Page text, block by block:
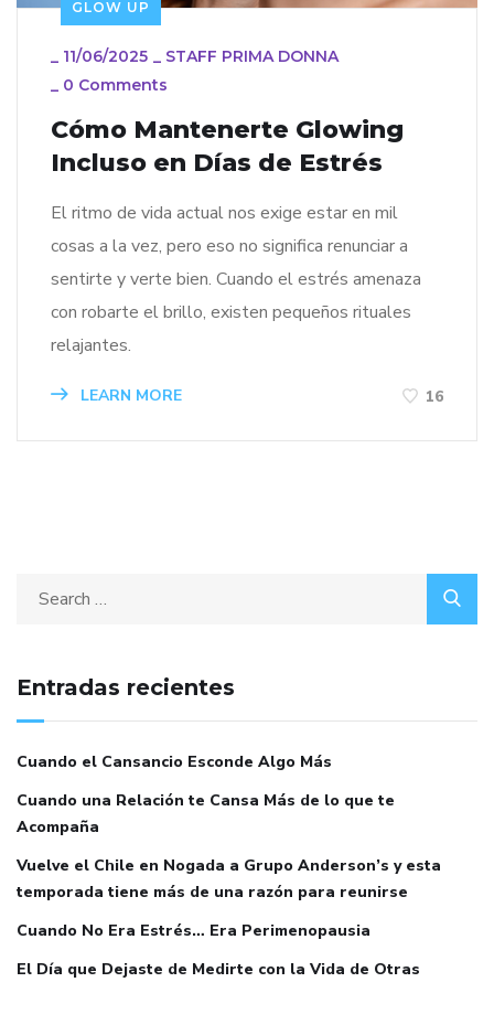
GLOW UP
_ 11/06/2025 _ STAFF PRIMA DONNA
_ 0 Comments
Cómo Mantenerte Glowing
Incluso en Días de Estrés
El ritmo de vida actual nos exige estar en mil
cosas a la vez, pero eso no significa renunciar a
sentirte y verte bien. Cuando el estrés amenaza
con robarte el brillo, existen pequeños rituales
relajantes.
LEARN MORE 16
Entradas recientes
Cuando el Cansancio Esconde Algo Más
Cuando una Relación te Cansa Más de lo que te
Acompaña
Vuelve el Chile en Nogada a Grupo Anderson’s y esta
temporada tiene más de una razón para reunirse
Cuando No Era Estrés… Era Perimenopausia
El Día que Dejaste de Medirte con la Vida de Otras